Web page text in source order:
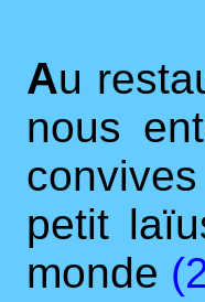
Au
nous
petit
monde